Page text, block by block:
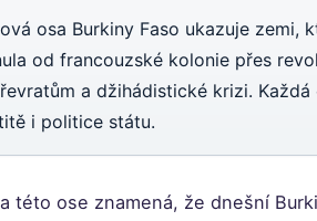
osa Burkiny Faso ukazuje zemi,
od francouzské kolonie přes
a džihádistické krizi. Každá
i politice státu.
této ose znamená, že dnešní